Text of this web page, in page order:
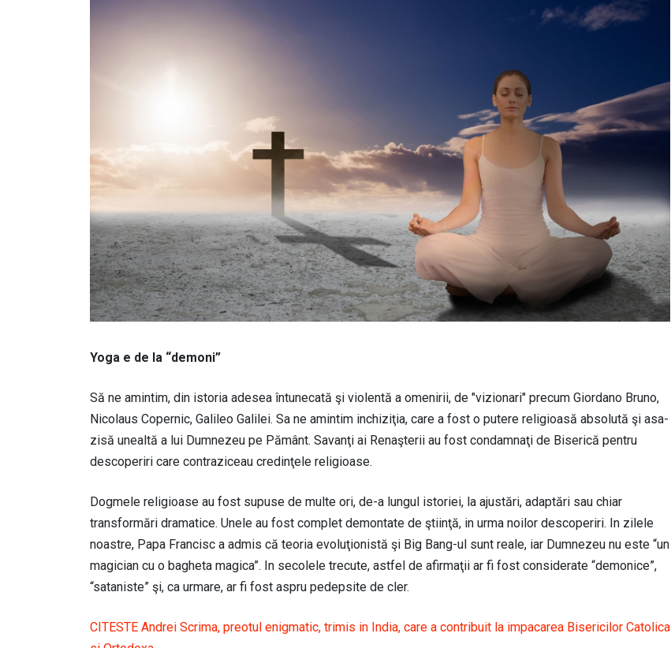
Yoga e de la “demoni”
Să ne amintim, din istoria adesea întunecată şi violentă a omenirii, de "vizionari" precum Giordano Bruno,
Nicolaus Copernic, Galileo Galilei. Sa ne amintim inchiziţia, care a fost o putere religioasă absolută şi asa-
zisă unealtă a lui Dumnezeu pe Pământ. Savanţi ai Renaşterii au fost condamnaţi de Biserică pentru
descoperiri care contraziceau credinţele religioase.
Dogmele religioase au fost supuse de multe ori, de-a lungul istoriei, la ajustări, adaptări sau chiar
transformări dramatice. Unele au fost complet demontate de ştiinţă, in urma noilor descoperiri. In zilele
noastre, Papa Francisc a admis că teoria evoluţionistă şi Big Bang-ul sunt reale, iar Dumnezeu nu este “un
magician cu o bagheta magica”. In secolele trecute, astfel de afirmaţii ar fi fost considerate “demonice”,
“sataniste” şi, ca urmare, ar fi fost aspru pedepsite de cler.
CITESTE Andrei Scrima, preotul enigmatic, trimis in India, care a contribuit la impacarea Bisericilor Catolica